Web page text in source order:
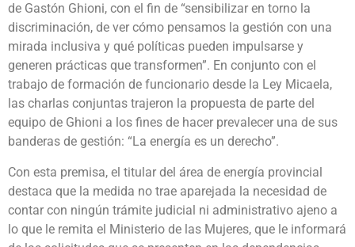
de Gastón Ghioni, con el fin de “sensibilizar en torno la
discriminación, de ver cómo pensamos la gestión con una
mirada inclusiva y qué políticas pueden impulsarse y
generen prácticas que transformen”. En conjunto con el
trabajo de formación de funcionario desde la Ley Micaela,
las charlas conjuntas trajeron la propuesta de parte del
equipo de Ghioni a los fines de hacer prevalecer una de sus
banderas de gestión: “La energía es un derecho”.
Con esta premisa, el titular del área de energía provincial
destaca que la medida no trae aparejada la necesidad de
contar con ningún trámite judicial ni administrativo ajeno a
lo que le remita el Ministerio de las Mujeres, que le informará